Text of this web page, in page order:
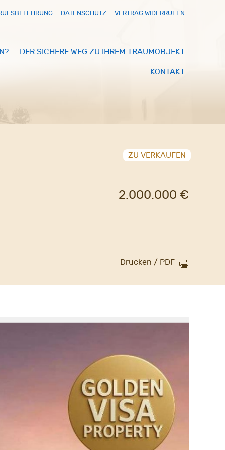
DATENSCHUTZ VERTRAG WIDERRUFEN
DER SICHERE WEG ZU IHREM TRAUMOBJEKT
KONTAKT
ZU VERKAUFEN
2.000.000 €
Drucken / PDF